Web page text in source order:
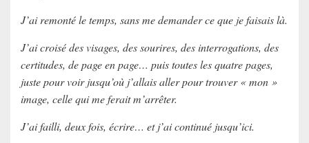
J’ai remonté le temps, sans me demander ce que je faisais là.
J’ai croisé des visages, des sourires, des interrogations, des
certitudes, de page en page… puis toutes les quatre pages,
juste pour voir jusqu’où j’allais aller pour trouver « mon »
image, celle qui me ferait m’arrêter.
J’ai failli, deux fois, écrire… et j’ai continué jusqu’ici.